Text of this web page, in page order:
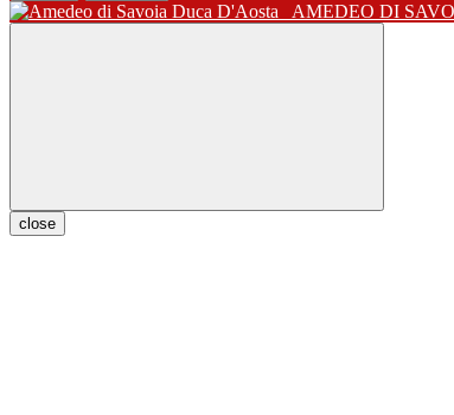
AMEDEO DI
close